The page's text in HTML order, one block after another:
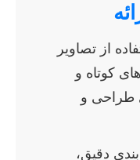
از تصاویر
کوتاه و
طراحی و
دقیق،